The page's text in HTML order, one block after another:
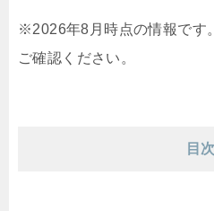
※2026年8月時点の情報です
ご確認ください。
目次